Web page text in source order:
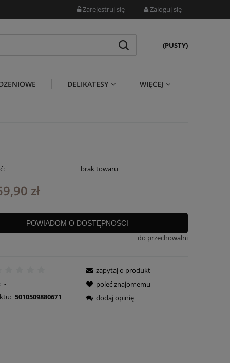
Zarejestruj się Zaloguj się
(PUSTY)
DELIKATESY WIĘCEJ
brak towaru
zł
POWIADOM O DOSTĘPNOŚCI
do przechowalni
-
5010509880671
zapytaj o produkt
poleć znajomemu
dodaj opinię